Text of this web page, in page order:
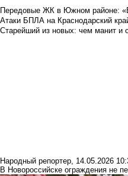
Передовые ЖК в Южном районе:
Атаки БПЛА на Краснодарский
Старейший из новых: чем манит и
Народный репортер, 14.05.2026
В Новороссийске ограждения не